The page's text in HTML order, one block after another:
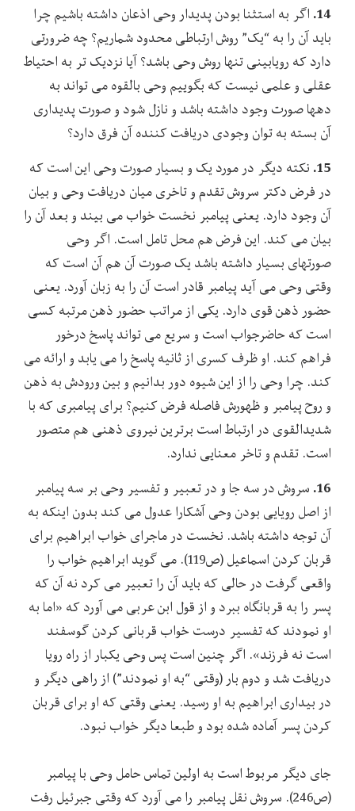
14. اگر به استثنا بودن پدیدار وحی اذعان داشته باشیم چرا
باید آن را به “یک” روش ارتباطی محدود شماریم؟ چه ضرورتی
دارد که رویابینی تنها روش وحی باشد؟ آیا نزدیک تر به احتیاط
عقلی و علمی نیست که بگوییم وحی بالقوه می تواند به
دهها صورت وجود داشته باشد و نازل شود و صورت پدیداری
آن بسته به توان وجودی دریافت کننده آن فرق دارد؟
15. نکته دیگر در مورد یک و بسیار صورت وحی این است که
در فرض دکتر سروش تقدم و تاخری میان دریافت وحی و بیان
آن وجود دارد. یعنی پیامبر نخست خواب می بیند و بعد آن را
بیان می کند. این فرض هم محل تامل است. اگر وحی
صورتهای بسیار داشته باشد یک صورت آن هم آن است که
وقتی وحی می آید پیامبر قادر است آن را به زبان آورد. یعنی
حضور ذهن قوی دارد. یکی از مراتب حضور ذهن مرتبه کسی
است که حاضرجواب است و سریع می تواند پاسخ درخور
فراهم کند. او ظرف کسری از ثانیه پاسخ را می یابد و ارائه می
کند. چرا وحی را از این شیوه دور بدانیم و بین ورودش به ذهن
و روح پیامبر و ظهورش فاصله فرض کنیم؟ برای پیامبری که با
شدیدالقوی در ارتباط است برترین نیروی ذهنی هم متصور
است. تقدم و تاخر معنایی ندارد.
16. سروش در سه جا و در تعبیر و تفسیر وحی بر سه پیامبر
از اصل رویایی بودن وحی آشکارا عدول می کند بدون اینکه به
آن توجه داشته باشد. نخست در ماجرای خواب ابراهیم برای
قربان کردن اسماعیل (ص119). می گوید ابراهیم خواب را
واقعی گرفت در حالی که باید آن را تعبیر می کرد نه آن که
پسر را به قربانگاه ببرد و از قول ابن عربی می آورد که «اما به
او نمودند که تفسیر درست خواب قربانی کردن گوسفند
است نه فرزند». اگر چنین است پس وحی یکبار از راه رویا
دریافت شد و دوم بار (وقتی “به او نمودند”) از راهی دیگر و
در بیداری ابراهیم به او رسید. یعنی وقتی که او برای قربان
کردن پسر آماده شده بود و طبعا دیگر خواب نبود.
جای دیگر مربوط است به اولین تماس حامل وحی با پیامبر
(ص246). سروش نقل پیامبر را می آورد که وقتی جبرئیل رفت